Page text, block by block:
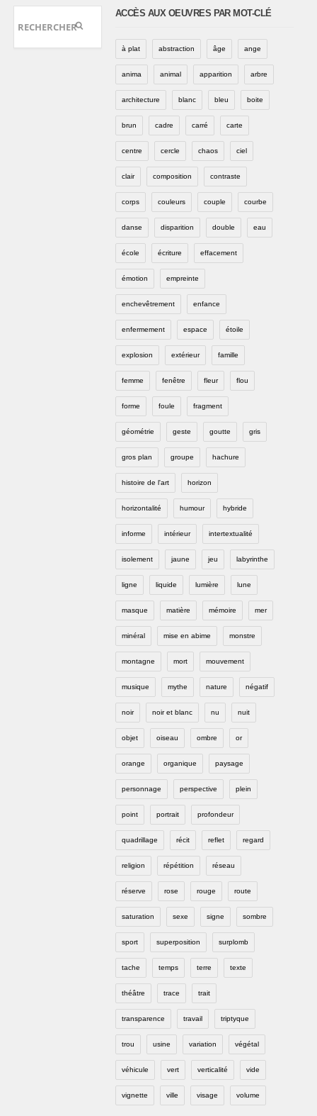
ACCÈS AUX OEUVRES PAR MOT-CLÉ
à plat abstraction âge ange
anima animal apparition arbre
architecture blanc bleu boite
brun cadre carré carte
centre cercle chaos ciel
clair composition contraste
corps couleurs couple courbe
danse disparition double eau
école écriture effacement
émotion empreinte
enchevêtrement enfance
enfermement espace étoile
explosion extérieur famille
femme fenêtre fleur flou
forme foule fragment
géométrie geste goutte gris
gros plan groupe hachure
histoire de l'art horizon
horizontalité humour hybride
informe intérieur intertextualité
isolement jaune jeu labyrinthe
ligne liquide lumière lune
masque matière mémoire mer
minéral mise en abime monstre
montagne mort mouvement
musique mythe nature négatif
noir noir et blanc nu nuit
objet oiseau ombre or
orange organique paysage
personnage perspective plein
point portrait profondeur
quadrillage récit reflet regard
religion répétition réseau
réserve rose rouge route
saturation sexe signe sombre
sport superposition surplomb
tache temps terre texte
théâtre trace trait
transparence travail triptyque
trou usine variation végétal
véhicule vert verticalité vide
vignette ville visage volume